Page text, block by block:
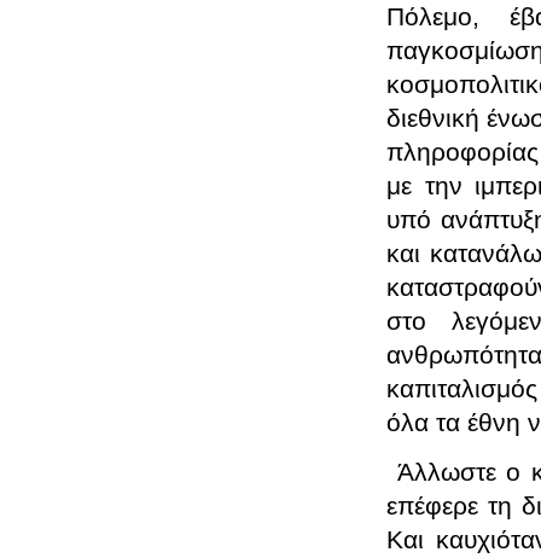
Πόλεμο,
διεθνική
με την
υπό
και
στο
όλα τα έθνη
Άλλωστε ο
επέφερε τη
Και